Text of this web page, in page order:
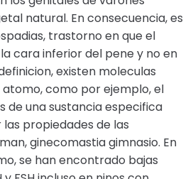
natural. En consecuencia, es
trastorno en que el
cara inferior del pene y no en
existen moleculas
como por ejemplo, el
de una sustancia especifica
propiedades de las
ginecomastia gimnasio. En
se han encontrado bajas